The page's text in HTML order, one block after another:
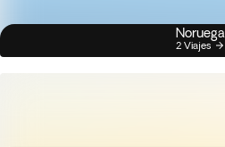
Noruega
2 Viajes